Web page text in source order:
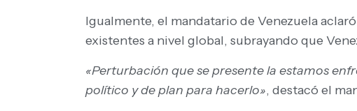
Igualmente, el mandatario de Venezuela
existentes a nivel global, subrayando que
«Perturbación que se presente la estamos
político y de plan para hacerlo», destacó el